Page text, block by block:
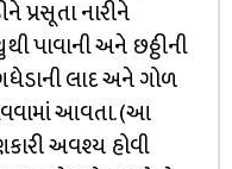
પ્રસૂતા નારીને
પાવાની અને છઠ્ઠીની
લાદ અને ગોળ
આવતા. (આ
અવશ્ય હોવી